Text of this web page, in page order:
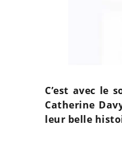
C’est avec le
Catherine
leur belle